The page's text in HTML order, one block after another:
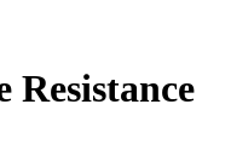
Resistance